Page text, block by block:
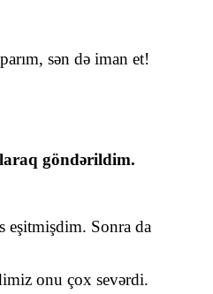
sən də iman et!
göndərildim.
eşitmişdim. Sonra da
onu çox sevərdi.